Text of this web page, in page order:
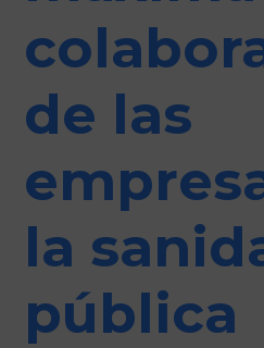
de las
la
pública